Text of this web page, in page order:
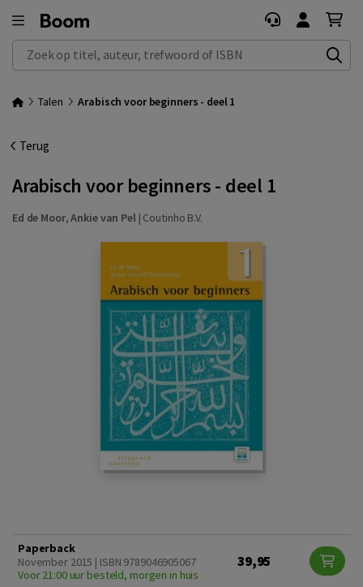
Zoek op titel, auteur, trefwoord of ISBN
Talen Arabisch voor beginners - deel 1
Terug
Arabisch voor beginners - deel 1
Ed de Moor,Ankie van Pel| Coutinho B.V.
Paperback
November 2015 | ISBN 9789046905067
Voor 21:00 uur besteld, morgen in huis
39,95